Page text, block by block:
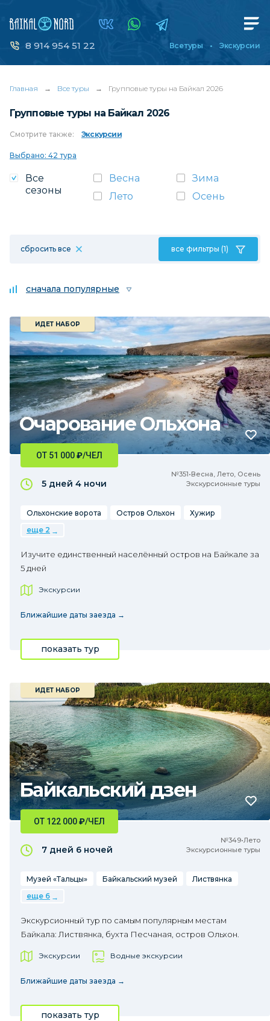
8 914 954 51 22 Все туры Экскурсии
Главная → Все туры → Групповые туры на Байкал 2026
Групповые туры на Байкал 2026
Смотрите также: Экскурсии
Выбрано: 42 тура
Все
сезоны
Весна
Зима
Лето
Осень
сбросить все все фильтры (1)
сначала популярные
Очарование Ольхона
ИДЕТ НАБОР
№351•Весна, Лето, Осень
Экскурсионные туры
ОТ 51 000₽/ЧЕЛ
5 дней 4 ночи
Ольхонские ворота Остров Ольхон
Хужир
еще 2
Изучите единственный населённый остров на Байкале за
5 дней
Экскурсии
Ближайшие даты заезда →
показать тур
Байкальский дзен
ИДЕТ НАБОР
№349•Лето
Экскурсионные туры
ОТ 122 000₽/ЧЕЛ
7 дней 6 ночей
Музей «Тальцы» Байкальский музей
Листвянка
еще 6
Экскурсионный тур по самым популярным местам
Байкала: Листвянка, бухта Песчаная, остров Ольхон.
Экскурсии Водные экскурсии
Ближайшие даты заезда →
показать тур